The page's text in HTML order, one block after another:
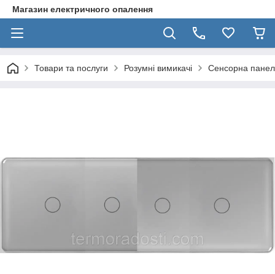
Магазин електричного опалення
Товари та послуги Розумні вимикачі Сенсорна